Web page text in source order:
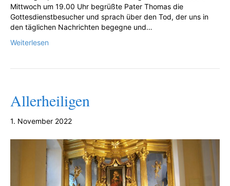
Mittwoch um 19.00 Uhr begrüßte Pater Thomas die
Gottesdienstbesucher und sprach über den Tod, der uns in
den täglichen Nachrichten begegne und…
Weiterlesen
Allerheiligen
1. November 2022